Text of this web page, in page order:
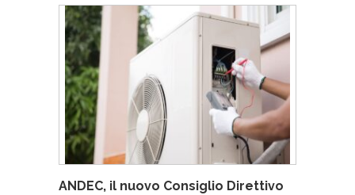
ANDEC, il nuovo Consiglio Direttivo